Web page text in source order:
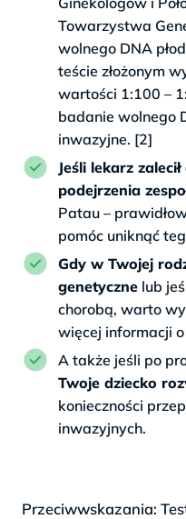
Towarzystwa
wolnego DNA
teście złożonym
wartości 1:100 –
badanie wolnego
inwazyjne. [2]
Jeśli lekarz
podejrzenia
Patau –
pomóc uniknąć
Gdy w Twojej
genetyczne lub
chorobą, warto
więcej informacji
A także jeśli po
Twoje dziecko
konieczności
inwazyjnych.
Przeciwwskazania: